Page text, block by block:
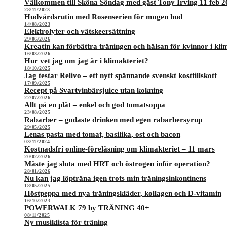
Välkommen till Sköna Söndag med gäst Tony Irving 11 feb
28/11/2023
Hudvårdsrutin med Rosenserien för mogen hud
14/08/2023
Elektrolyter och vätskeersättning
29/06/2026
Kreatin kan förbättra träningen och hälsan för kvinnor i
16/03/2026
Hur vet jag om jag är i klimakteriet?
18/10/2025
Jag testar Relivo – ett nytt spännande svenskt kosttillskott
17/09/2025
Recept på Svartvinbärsjuice utan kokning
22/07/2026
Allt på en plåt – enkel och god tomatsoppa
23/08/2025
Rabarber – godaste drinken med egen rabarbersyrup
29/05/2025
Lenas pasta med tomat, basilika, ost och bacon
03/11/2024
Kostnadsfri online-föreläsning om klimakteriet – 11 mars
20/02/2026
Måste jag sluta med HRT och östrogen inför operation?
28/01/2026
Nu kan jag löpträna igen trots min träningsinkontinens
18/05/2025
Höstpeppa med nya träningskläder, kollagen och D-vitamin
16/10/2023
POWERWALK 79 by TRÄNING 40+
08/11/2025
Ny musiklista för träning